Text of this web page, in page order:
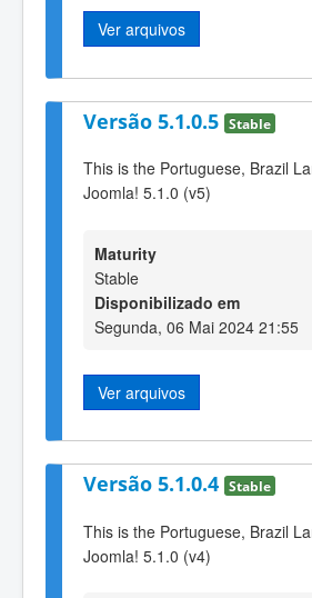
Ver arquivos
Versão 5.1.0.5 Stable
This is the Portuguese, Brazil
Joomla! 5.1.0 (v5)
Maturity
Stable
Disponibilizado em
Segunda, 06 Mai 2024 21:55
Ver arquivos
Versão 5.1.0.4 Stable
This is the Portuguese, Brazil
Joomla! 5.1.0 (v4)